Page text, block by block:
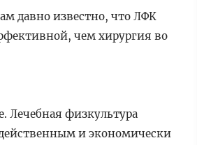
давно известно, что ЛФК
чем хирургия во
Лечебная физкультура
действенным и экономически